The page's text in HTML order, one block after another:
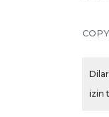
izin